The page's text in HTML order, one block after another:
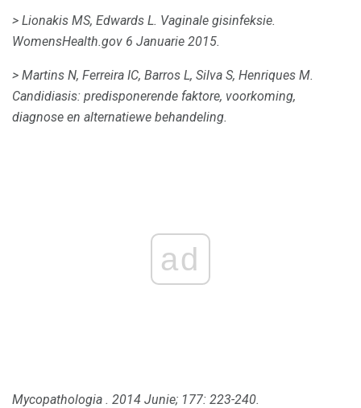
> Lionakis MS, Edwards L. Vaginale gisinfeksie.
WomensHealth.gov 6 Januarie 2015.
> Martins N, Ferreira IC, Barros L, Silva S, Henriques M.
Candidiasis: predisponerende faktore, voorkoming,
diagnose en alternatiewe behandeling.
ad
Mycopathologia . 2014 Junie; 177: 223-240.